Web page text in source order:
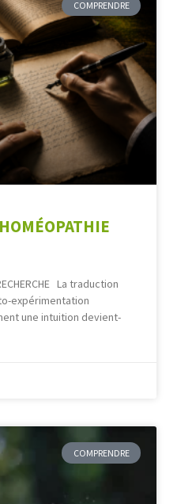
COMPRENDRE
La traduction
expérimentation
une intuition devient-
COMPRENDRE